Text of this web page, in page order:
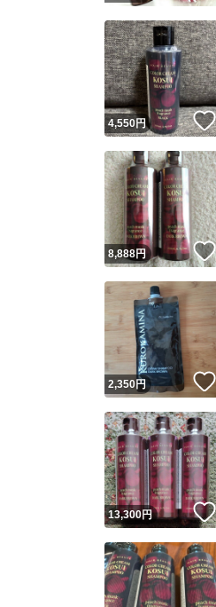
4,550円
8,888円
2,350円
13,300円